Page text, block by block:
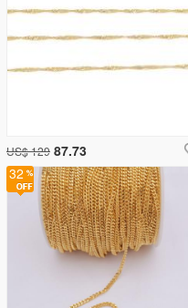
32
US$ 129 87.73